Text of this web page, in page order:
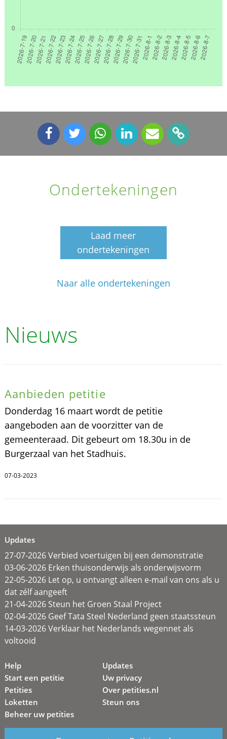
Ondertekeningen
Laad meer
ondertekeningen
Naar alle ondertekeningen
Nieuws
Aanbieden petitie
Donderdag 16 maart wordt de petitie
aangeboden aan de voorzitter van de
gemeenteraad. Dit gebeurt om 18.30u in de
Burgerzaal van het Stadhuis.
07-03-2023
Updates
27-07-2026 Verbied voertuigen bij een demonstratie
03-06-2026 Erken thuisonderwijs als onderwijsvorm
22-05-2026 Let op, u ontvangt alleen e-mail van ons als u
dat zélf aangeeft
21-04-2026 Steun het Groen Staal Project
02-04-2026 Geef Tata Steel Nederland geen staatssteun
14-03-2026 Verklaar het Nederlands wegennet als
voltooid
Help
Start een petitie
Petities
Loketten
Beheer uw petities
Updates
Uw privacy
Over petities.nl
Steun ons